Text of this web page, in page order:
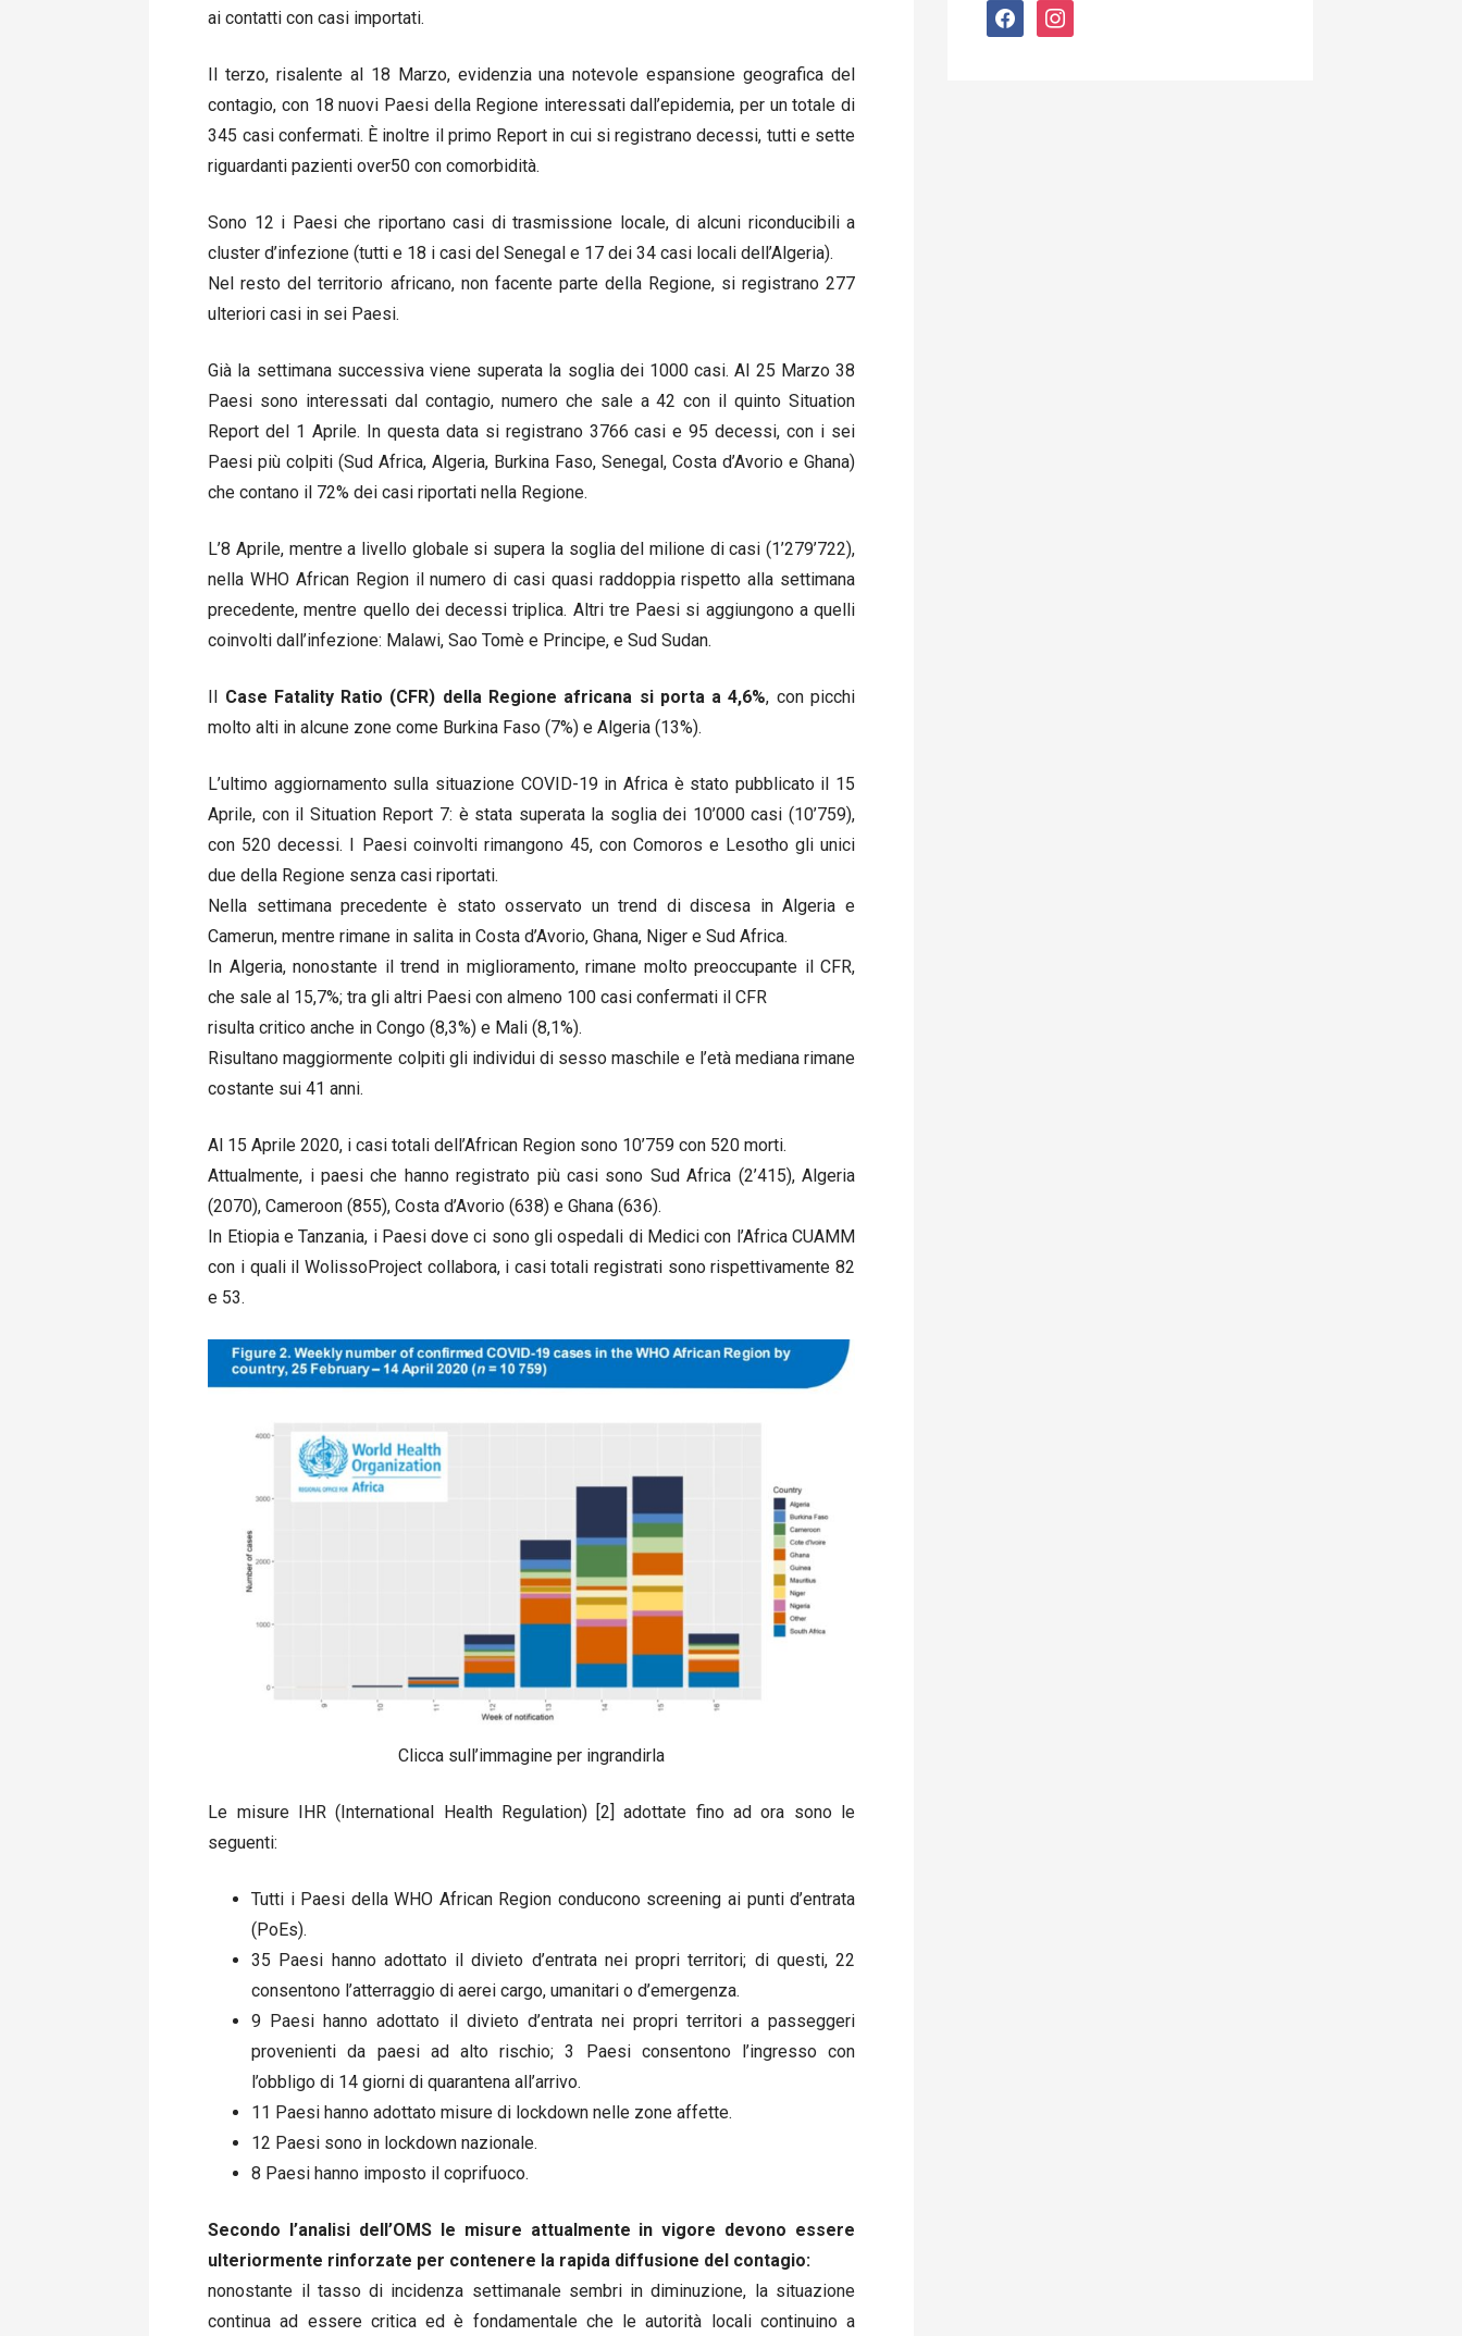
ai contatti con casi importati.
Il terzo, risalente al 18 Marzo, evidenzia una notevole espansione geografica del
contagio, con 18 nuovi Paesi della Regione interessati dall’epidemia, per un totale di
345 casi confermati. È inoltre il primo Report in cui si registrano decessi, tutti e sette
riguardanti pazienti over50 con comorbidità.
Sono 12 i Paesi che riportano casi di trasmissione locale, di alcuni riconducibili a
cluster d’infezione (tutti e 18 i casi del Senegal e 17 dei 34 casi locali dell’Algeria).
Nel resto del territorio africano, non facente parte della Regione, si registrano 277
ulteriori casi in sei Paesi.
Già la settimana successiva viene superata la soglia dei 1000 casi. Al 25 Marzo 38
Paesi sono interessati dal contagio, numero che sale a 42 con il quinto Situation
Report del 1 Aprile. In questa data si registrano 3766 casi e 95 decessi, con i sei
Paesi più colpiti (Sud Africa, Algeria, Burkina Faso, Senegal, Costa d’Avorio e Ghana)
che contano il 72% dei casi riportati nella Regione.
L’8 Aprile, mentre a livello globale si supera la soglia del milione di casi (1’279’722),
nella WHO African Region il numero di casi quasi raddoppia rispetto alla settimana
precedente, mentre quello dei decessi triplica. Altri tre Paesi si aggiungono a quelli
coinvolti dall’infezione: Malawi, Sao Tomè e Principe, e Sud Sudan.
Case Fatality Ratio (CFR) della Regione africana si porta a 4,6%, con picchi
molto alti in alcune zone come Burkina Faso (7%) e Algeria (13%).
L’ultimo aggiornamento sulla situazione COVID-19 in Africa è stato pubblicato il 15
Aprile, con il Situation Report 7: è stata superata la soglia dei 10’000 casi (10’759),
con 520 decessi. I Paesi coinvolti rimangono 45, con Comoros e Lesotho gli unici
due della Regione senza casi riportati.
Nella settimana precedente è stato osservato un trend di discesa in Algeria e
Camerun, mentre rimane in salita in Costa d’Avorio, Ghana, Niger e Sud Africa.
In Algeria, nonostante il trend in miglioramento, rimane molto preoccupante il CFR,
che sale al 15,7%; tra gli altri Paesi con almeno 100 casi confermati il CFR
risulta critico anche in Congo (8,3%) e Mali (8,1%).
Risultano maggiormente colpiti gli individui di sesso maschile e l’età mediana rimane
costante sui 41 anni.
Al 15 Aprile 2020, i casi totali dell’African Region sono 10’759 con 520 morti.
Attualmente, i paesi che hanno registrato più casi sono Sud Africa (2’415), Algeria
(2070), Cameroon (855), Costa d’Avorio (638) e Ghana (636).
In Etiopia e Tanzania, i Paesi dove ci sono gli ospedali di Medici con l’Africa CUAMM
con i quali il WolissoProject collabora, i casi totali registrati sono rispettivamente 82
e 53.
Clicca sull’immagine per ingrandirla
Le misure IHR (International Health Regulation) [2] adottate fino ad ora sono le
seguenti:
Tutti i Paesi della WHO African Region conducono screening ai punti d’entrata
(PoEs).
35 Paesi hanno adottato il divieto d’entrata nei propri territori; di questi, 22
consentono l’atterraggio di aerei cargo, umanitari o d’emergenza.
9 Paesi hanno adottato il divieto d’entrata nei propri territori a passeggeri
provenienti da paesi ad alto rischio; 3 Paesi consentono l’ingresso con
l’obbligo di 14 giorni di quarantena all’arrivo.
11 Paesi hanno adottato misure di lockdown nelle zone affette.
12 Paesi sono in lockdown nazionale.
8 Paesi hanno imposto il coprifuoco.
Secondo l’analisi dell’OMS le misure attualmente in vigore devono essere
ulteriormente rinforzate per contenere la rapida diffusione del contagio:
nonostante il tasso di incidenza settimanale sembri in diminuzione, la situazione
continua ad essere critica ed è fondamentale che le autorità locali continuino a
facebookinstagram